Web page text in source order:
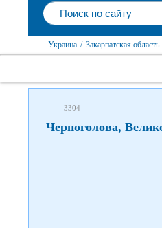
Украина / Закарпатская область
3304
Черноголова,